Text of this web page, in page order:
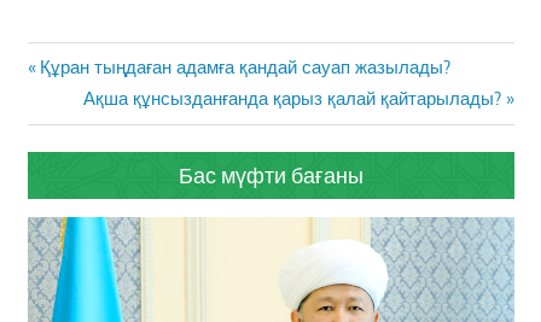
Жазба
навигациясы
Previous
Құран тыңдаған адамға қандай сауап жазылады?
Next
Post:
Ақша құнсызданғанда қарыз қалай қайтарылады?
Бас мүфти бағаны